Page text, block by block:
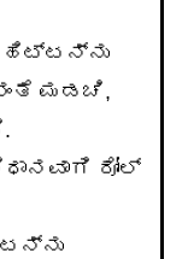
ಹಿಟ್ಟನ್ನು
ಮಡಚಿ,
ರೋಲ್